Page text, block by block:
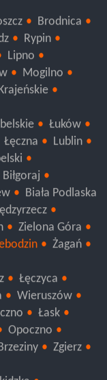
Brodnica
Rypin
Lipno
Mogilno
Łuków
Łęczna
Lublin
Biłgoraj
Biała Podlaska
Zielona Góra
Żagań
Łęczyca
Wieruszów
Łask
Opoczno
Zgierz